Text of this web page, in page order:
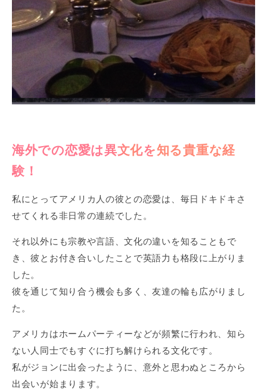
海外での恋愛は異文化を知る貴重な経
験！
私にとってアメリカ人の彼との恋愛は、毎日ドキドキさ
せてくれる非日常の連続でした。
それ以外にも宗教や言語、文化の違いを知ることもで
き、彼とお付き合いしたことで英語力も格段に上がりま
した。
彼を通じて知り合う機会も多く、友達の輪も広がりまし
た。
アメリカはホームパーティーなどが頻繁に行われ、知ら
ない人同士でもすぐに打ち解けられる文化です。
私がジョンに出会ったように、意外と思わぬところから
出会いが始まります。